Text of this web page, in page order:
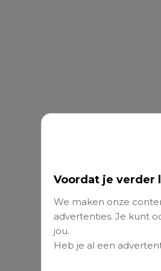
Voordat je verder
We maken onze
advertenties. Je kunt
jou.
Heb je al een